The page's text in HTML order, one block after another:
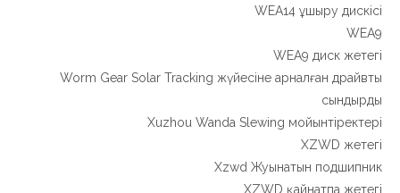
WEA14 ұшыру дискісі
WEA9
WEA9 диск жетегі
Worm Gear Solar Tracking жүйесіне арналған драйвты
сындырды
Xuzhou Wanda Slewing мойынтіректері
XZWD жетегі
Xzwd Жуынатын подшипник
XZWD қайнатпа жетегі